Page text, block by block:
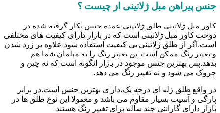
جنس پیراهن مبل ژلاتینی از چیست ؟
کاور مبل ژلاتینی طلق ژلاتینی عمده حنس بکار گرفته شده در
دوخت کاور مبل ژلاتینی است که در بازار دارای کیفیت های مختلفی
است.اگر از طلق ژلاتینی بی کیفیت استفاده شود علاوه بر زرد شدن
و تغییر رنگ ممکن است این تغییر رنگ را به مبلمان شما هم
بدهد.پس بهترین جنس موجود در بازار انگونه است که نه چین و
چروک می شود و نه تغییر رنگ می دهد.
در واقع طلق ژله ای درجه یک،دارای بهترین جنس است.در برابر
پارگی و آسیب بسیار مقاوم می باشد و معمولا این نوع طلق ها در
بازار دارای گارانتی چند ساله برای تغییر رنگ هستند.